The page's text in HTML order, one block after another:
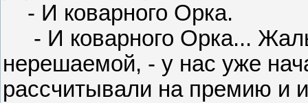
- И коварного Орка.
- И коварного Орка...
нерешаемой, - у нас уже
рассчитывали на премию и